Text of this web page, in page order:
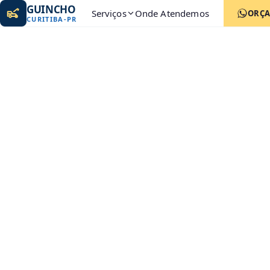
GUINCHO
CURITIBA-PR Serviços Onde Atendemos